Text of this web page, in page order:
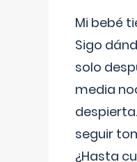
Mi bebé
Sigo
solo
media
seguir
¿Hasta